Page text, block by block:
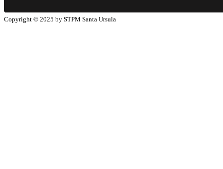
Copyright © 2025 by STPM Santa Ursula